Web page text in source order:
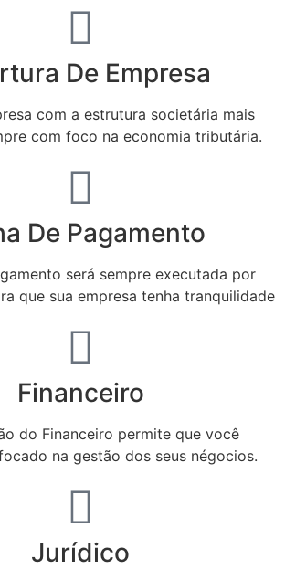
De Empresa
com a estrutura societária mais
com foco na economia tributária.
De Pagamento
será sempre executada por
que sua empresa tenha tranquilidade
Financeiro
do Financeiro permite que você
na gestão dos seus négocios.
Jurídico